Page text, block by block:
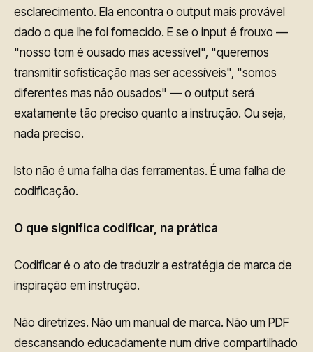
esclarecimento. Ela encontra o output mais provável
dado o que lhe foi fornecido. E se o input é frouxo —
"nosso tom é ousado mas acessível", "queremos
transmitir sofisticação mas ser acessíveis", "somos
diferentes mas não ousados" — o output será
exatamente tão preciso quanto a instrução. Ou seja,
nada preciso.
Isto não é uma falha das ferramentas. É uma falha de
codificação.
O que significa codificar, na prática
Codificar é o ato de traduzir a estratégia de marca de
inspiração em instrução.
Não diretrizes. Não um manual de marca. Não um PDF
descansando educadamente num drive compartilhado